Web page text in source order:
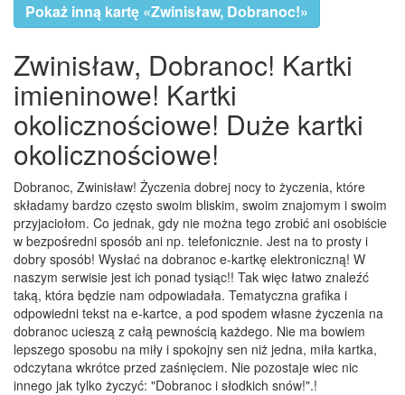
Pokaż inną kartę «Zwinisław, Dobranoc!»
Zwinisław, Dobranoc! Kartki
imieninowe! Kartki
okolicznościowe! Duże kartki
okolicznościowe!
Dobranoc, Zwinisław! Życzenia dobrej nocy to życzenia, które
składamy bardzo często swoim bliskim, swoim znajomym i swoim
przyjaciołom. Co jednak, gdy nie można tego zrobić ani osobiście
w bezpośredni sposób ani np. telefonicznie. Jest na to prosty i
dobry sposób! Wysłać na dobranoc e-kartkę elektroniczną! W
naszym serwisie jest ich ponad tysiąc!! Tak więc łatwo znaleźć
taką, która będzie nam odpowiadała. Tematyczna grafika i
odpowiedni tekst na e-kartce, a pod spodem własne życzenia na
dobranoc ucieszą z całą pewnością każdego. Nie ma bowiem
lepszego sposobu na miły i spokojny sen niż jedna, miła kartka,
odczytana wkrótce przed zaśnięciem. Nie pozostaje wiec nic
innego jak tylko życzyć: "Dobranoc i słodkich snów!".!